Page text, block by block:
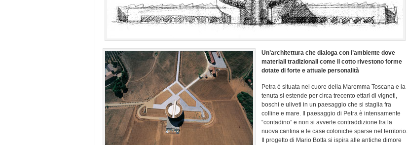
Un’architettura che dialoga con l’ambiente dove
materiali tradizionali come il cotto rivestono forme
dotate di forte e attuale personalità
Petra è situata nel cuore della Maremma Toscana e la
tenuta si estende per circa trecento ettari di vigneti,
boschi e uliveti in un paesaggio che si staglia fra
colline e mare. Il paesaggio di Petra è intensamente
“contadino” e non si avverte contraddizione fra la
nuova cantina e le case coloniche sparse nel territorio.
Il progetto di Mario Botta si ispira alle antiche dimore